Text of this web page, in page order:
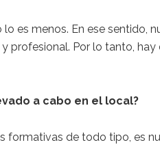
es menos. En ese sentido,
profesional. Por lo tanto,
a cabo en el local?
formativas de todo tipo, es